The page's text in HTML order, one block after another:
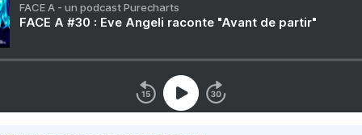
FACE A - un podcast Purecharts
FACE A #30 : Eve Angeli raconte "Avant de partir"